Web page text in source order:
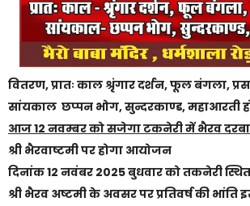
वितरण, प्रातः काल श्रृंगार दर्शन, फूल बंगला,
सांयकाल छप्पन भोग, सुन्दरकाण्ड, महाआरती
आज 12 नवम्बर को सजेगा टकनेरी में भैरव
श्री भैरवाष्टमी पर होगा आयोजन
दिनांक 12 नवंबर 2025 बुधवार को तकनेरी स्थित
श्री भैरव अष्टमी के अवसर पर प्रतिवर्ष की भांति